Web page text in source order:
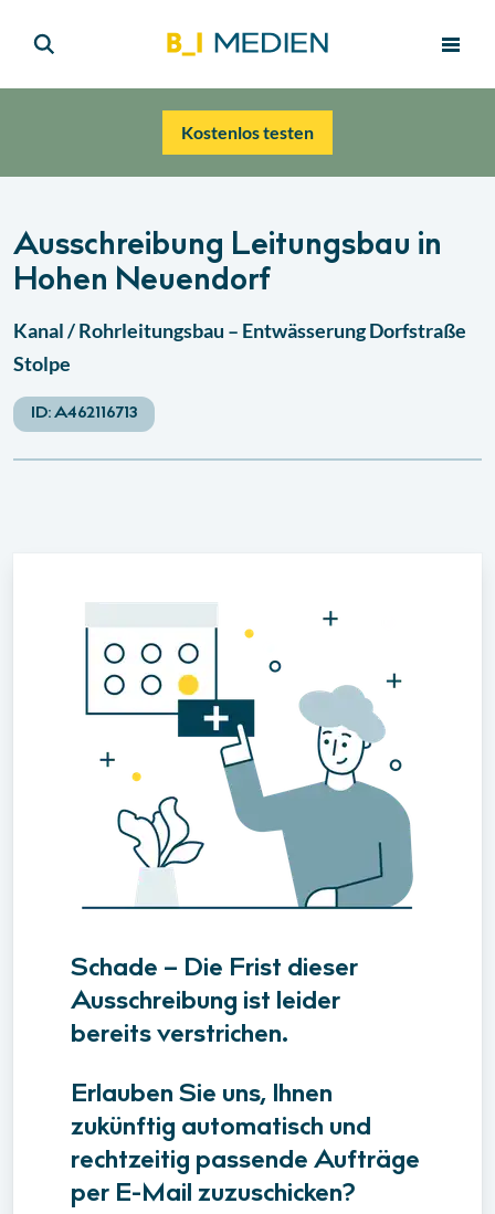
Kostenlos testen
Ausschreibung Leitungsbau in
Hohen Neuendorf
Kanal / Rohrleitungsbau – Entwässerung Dorfstraße
Stolpe
ID:A462116713
Schade – Die Frist dieser
Ausschreibung ist leider
bereits verstrichen.
Erlauben Sie uns, Ihnen
zukünftig automatisch und
rechtzeitig passende Aufträge
per E-Mail zuzuschicken?